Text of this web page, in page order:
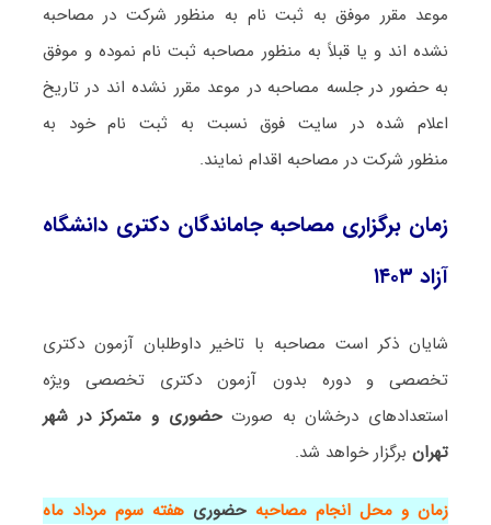
موعد مقرر موفق به ثبت نام به منظور شرکت در مصاحبه
نشده اند و یا قبلاً به منظور مصاحبه ثبت نام نموده و موفق
به حضور در جلسه مصاحبه در موعد مقرر نشده اند در تاریخ
اعلام شده در سایت فوق نسبت به ثبت نام خود به
منظورشرکت در مصاحبه اقدام نمایند.
زمان برگزاری مصاحبه جاماندگان دکتری دانشگاه
آزاد ۱۴۰۳
شایان ذکر است مصاحبه با تاخیر داوطلبان آزمون دکتری
تخصصی و دوره بدون آزمون دکتری تخصصی ویژه
استعدادهای درخشان به صورتحضوری و متمرکز در شهر
تهرانبرگزار خواهد شد.
زمان و محل انجام مصاحبه حضوری هفته سوم مرداد ماه